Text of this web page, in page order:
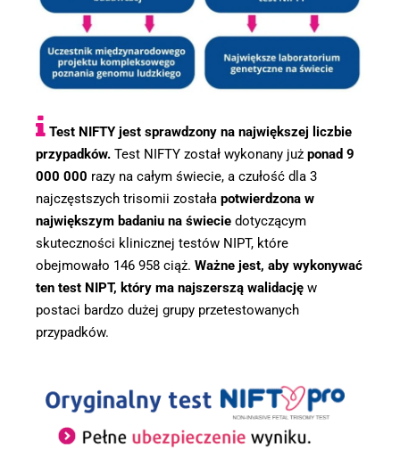
Test NIFTY jest sprawdzony na największej liczbie
przypadków. Test NIFTY został wykonany już ponad 9
000 000 razy na całym świecie, a czułość dla 3
najczęstszych trisomii została potwierdzona w
największym badaniu na świecie dotyczącym
skuteczności klinicznej testów NIPT, które
obejmowało 146 958 ciąż. Ważne jest, aby wykonywać
ten test NIPT, który ma najszerszą walidację w
postaci bardzo dużej grupy przetestowanych
przypadków.